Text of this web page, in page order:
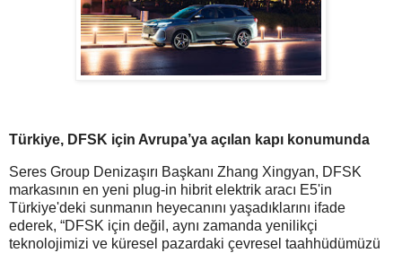
Türkiye, DFSK için Avrupa’ya açılan kapı konumunda
Seres Group Denizaşırı Başkanı Zhang Xingyan, DFSK
markasının en yeni plug-in hibrit elektrik aracı E5'in
Türkiye'deki sunmanın heyecanını yaşadıklarını ifade
ederek, “DFSK için değil, aynı zamanda yenilikçi
teknolojimizi ve küresel pazardaki çevresel taahhüdümüzü